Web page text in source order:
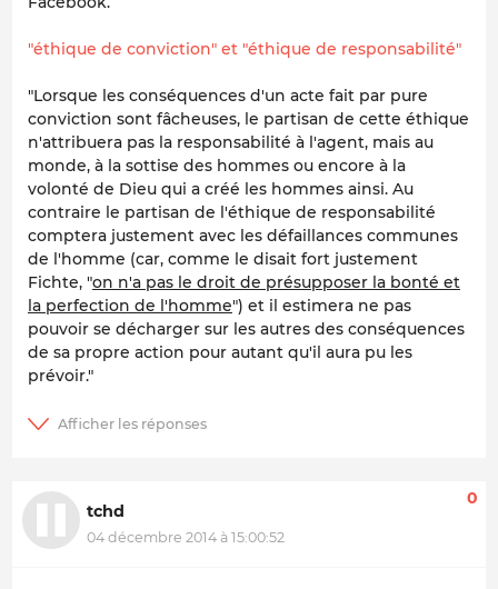
"éthique de conviction" et "éthique de responsabilité"
"Lorsque les conséquences d'un acte fait par pure
conviction sont fâcheuses, le partisan de cette éthique
n'attribuera pas la responsabilité à l'agent, mais au
monde, à la sottise des hommes ou encore à la
volonté de Dieu qui a créé les hommes ainsi. Au
contraire le partisan de l'éthique de responsabilité
comptera justement avec les défaillances communes
de l'homme (car, comme le disait fort justement
Fichte, "on n'a pas le droit de présupposer la bonté et
la perfection de l'homme") et il estimera ne pas
pouvoir se décharger sur les autres des conséquences
de sa propre action pour autant qu'il aura pu les
prévoir."
tchd
04 décembre 2014 à 15:00:52
0